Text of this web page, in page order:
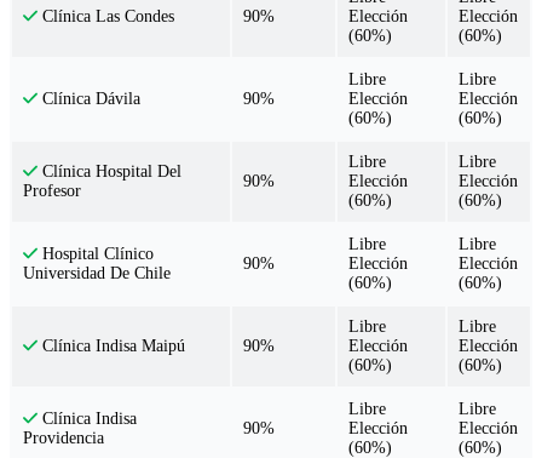
Clínica Las Condes 90%
Elección
(60%)
Elección
(60%)
Clínica Dávila 90%
Libre
Elección
(60%)
Libre
Elección
(60%)
Clínica Hospital Del
Profesor
90%
Libre
Elección
(60%)
Libre
Elección
(60%)
Hospital Clínico
Universidad De Chile
90%
Libre
Elección
(60%)
Libre
Elección
(60%)
Clínica Indisa Maipú 90%
Libre
Elección
(60%)
Libre
Elección
(60%)
Clínica Indisa
Providencia
90%
Libre
Elección
(60%)
Libre
Elección
(60%)